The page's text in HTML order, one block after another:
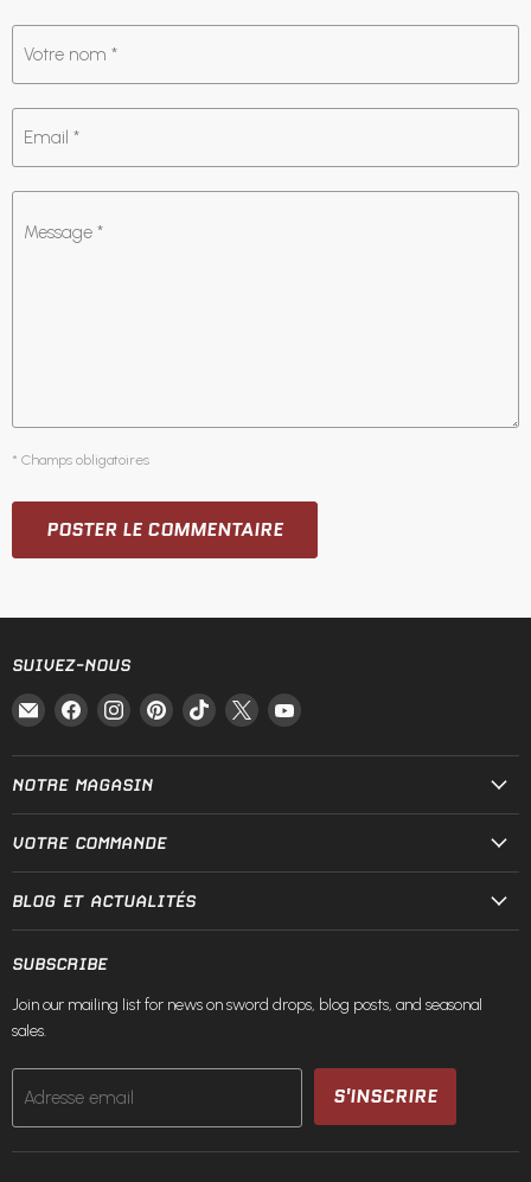
Votre nom *
Email *
Message *
* Champs obligatoires
POSTER LE COMMENTAIRE
SUIVEZ-NOUS
Email
Fire
and
Steel
Trouvez-
nous
sur
Facebook
Trouvez-
nous
sur
Instagram
Trouvez-
nous
sur
Trouvez-
nous
sur
Trouvez-
nous
sur
Trouvez-
sur
NOTRE MAGASIN
VOTRE COMMANDE
BLOG ET ACTUALITÉS
SUBSCRIBE
Join our mailing list for news on sword drops, blog posts, and seasonal
sales.
Adresse email S'INSCRIRE